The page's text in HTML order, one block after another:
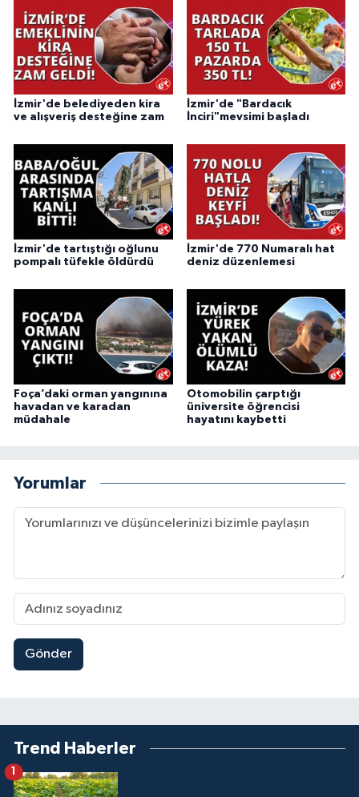
İzmir'de belediyeden kira
ve alışveriş desteğine zam
İzmir'de "Bardacık
İnciri"mevsimi başladı
İzmir'de tartıştığı oğlunu
pompalı tüfekle öldürdü
İzmir'de 770 Numaralı hat
deniz düzenlemesi
Foça’daki orman yangınına
havadan ve karadan
müdahale
Otomobilin çarptığı
üniversite öğrencisi
hayatını kaybetti
Yorumlar
Gönder
Trend Haberler
1